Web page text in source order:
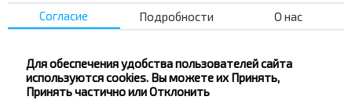
путешествовать
Не пропусти специальные акции, скидки и
другие интересные предложения INFOBUS.
Согласие Подробности О нас
Для обеспечения удобства пользователей сайта
используются cookies. Вы можете их Принять,
Принять частично или Отклонить